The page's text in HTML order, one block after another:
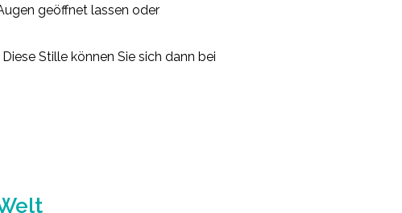
geöffnet lassen oder
Stille können Sie sich dann bei